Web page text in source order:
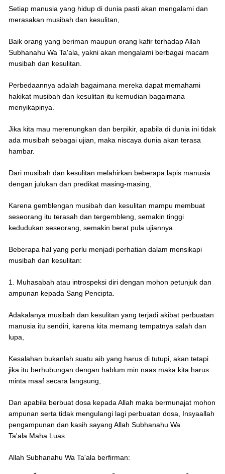
Setiap manusia yang hidup di dunia pasti akan mengalami dan
merasakan musibah dan kesulitan,
Baik orang yang beriman maupun orang kafir terhadap Allah
Subhanahu Wa Ta'ala, yakni akan mengalami berbagai macam
musibah dan kesulitan.
Perbedaannya adalah bagaimana mereka dapat memahami
hakikat musibah dan kesulitan itu kemudian bagaimana
menyikapinya.
Jika kita mau merenungkan dan berpikir, apabila di dunia ini tidak
ada musibah sebagai ujian, maka niscaya dunia akan terasa
hambar.
Dari musibah dan kesulitan melahirkan beberapa lapis manusia
dengan julukan dan predikat masing-masing,
Karena gemblengan musibah dan kesulitan mampu membuat
seseorang itu terasah dan tergembleng, semakin tinggi
kedudukan seseorang, semakin berat pula ujiannya.
Beberapa hal yang perlu menjadi perhatian dalam mensikapi
musibah dan kesulitan:
1. Muhasabah atau introspeksi diri dengan mohon petunjuk dan
ampunan kepada Sang Pencipta.
Adakalanya musibah dan kesulitan yang terjadi akibat perbuatan
manusia itu sendiri, karena kita memang tempatnya salah dan
lupa,
Kesalahan bukanlah suatu aib yang harus di tutupi, akan tetapi
jika itu berhubungan dengan hablum min naas maka kita harus
minta maaf secara langsung,
Dan apabila berbuat dosa kepada Allah maka bermunajat mohon
ampunan serta tidak mengulangi lagi perbuatan dosa, Insyaallah
pengampunan dan kasih sayang Allah Subhanahu Wa
Ta'ala Maha Luas.
Allah Subhanahu Wa Ta'ala berfirman: